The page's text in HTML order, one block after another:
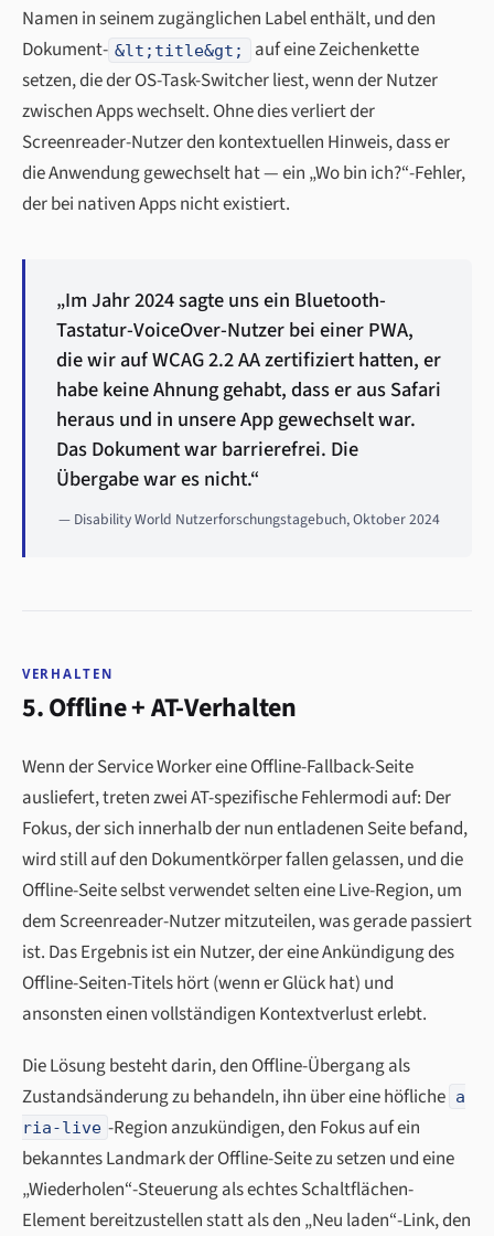
Namen in seinem zugänglichen Label enthält, und den
Dokument- &lt;title&gt;
auf eine Zeichenkette
setzen, die der OS-Task-Switcher liest, wenn der Nutzer
zwischen Apps wechselt. Ohne dies verliert der
Screenreader-Nutzer den kontextuellen Hinweis, dass er
die Anwendung gewechselt hat — ein „Wo bin ich?“-Fehler,
der bei nativen Apps nicht existiert.
„Im Jahr 2024 sagte uns ein Bluetooth-
Tastatur-VoiceOver-Nutzer bei einer PWA,
die wir auf WCAG 2.2 AA zertifiziert hatten, er
habe keine Ahnung gehabt, dass er aus Safari
heraus und in unsere App gewechselt war.
Das Dokument war barrierefrei. Die
Übergabe war es nicht.“
— Disability World Nutzerforschungstagebuch, Oktober 2024
VERHALTEN
5. Offline + AT-Verhalten
Wenn der Service Worker eine Offline-Fallback-Seite
ausliefert, treten zwei AT-spezifische Fehlermodi auf: Der
Fokus, der sich innerhalb der nun entladenen Seite befand,
wird still auf den Dokumentkörper fallen gelassen, und die
Offline-Seite selbst verwendet selten eine Live-Region, um
dem Screenreader-Nutzer mitzuteilen, was gerade passiert
ist. Das Ergebnis ist ein Nutzer, der eine Ankündigung des
Offline-Seiten-Titels hört (wenn er Glück hat) und
ansonsten einen vollständigen Kontextverlust erlebt.
Die Lösung besteht darin, den Offline-Übergang als
Zustandsänderung zu behandeln, ihn über eine höfliche a
ria-live -Region anzukündigen, den Fokus auf ein
bekanntes Landmark der Offline-Seite zu setzen und eine
„Wiederholen“-Steuerung als echtes Schaltflächen-
Element bereitzustellen statt als den „Neu laden“-Link, den